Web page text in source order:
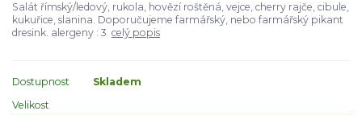
Salát římský/ledový, rukola, hovězí roštěná, vejce, cherry rajče, cibule,
kukuřice, slanina. Doporučujeme farmářský, nebo farmářský pikant
dresink. alergeny : 3 celý popis
Dostupnost
Skladem
Velikost